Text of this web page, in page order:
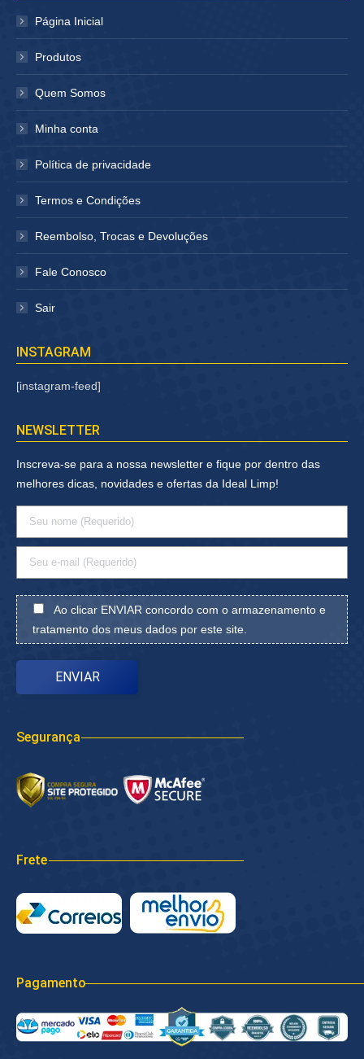
em
janelajanela
Página Inicial
Produtos
Quem Somos
Minha conta
Política de privacidade
Termos e Condições
Reembolso, Trocas e Devoluções
Fale Conosco
Sair
INSTAGRAM
[instagram-feed]
NEWSLETTER
Inscreva-se para a nossa newsletter e fique por dentro das
melhores dicas, novidades e ofertas da Ideal Limp!
Ao clicar ENVIAR concordo com o armazenamento e
tratamento dos meus dados por este site.
Segurança
Frete
Pagamento